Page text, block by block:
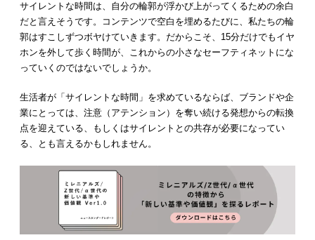
サイレントな時間は、自分の輪郭が浮かび上がってくるための余白
だと言えそうです。コンテンツで空白を埋めるたびに、私たちの輪
郭はすこしずつボヤけていきます。だからこそ、15分だけでもイヤ
ホンを外して歩く時間が、これからの小さなセーフティネットにな
っていくのではないでしょうか。
生活者が「サイレントな時間」を求めているならば、ブランドや企
業にとっては、注意（アテンション）を奪い続ける発想からの転換
点を迎えている、もしくはサイレントとの共存が必要になってい
る、とも言えるかもしれません。